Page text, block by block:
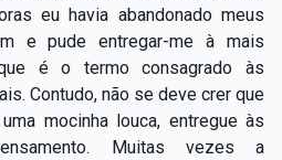
eu havia abandonado meus
e pude entregar-me à mais
é o termo consagrado às
Contudo, não se deve crer que
mocinha louca, entregue às
Muitas vezes a